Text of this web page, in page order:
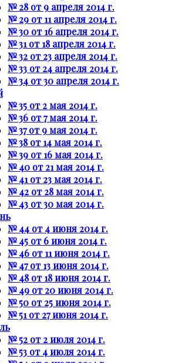
№ 28 от 9 апреля 2014 г.
№ 29 от 11 апреля 2014 г.
№ 30 от 16 апреля 2014 г.
№ 31 от 18 апреля 2014 г.
№ 32 от 23 апреля 2014 г.
№ 33 от 24 апреля 2014 г.
№ 34 от 30 апреля 2014 г.
№ 35 от 2 мая 2014 г.
№ 36 от 7 мая 2014 г.
№ 37 от 9 мая 2014 г.
№ 38 от 14 мая 2014 г.
№ 39 от 16 мая 2014 г.
№ 40 от 21 мая 2014 г.
№ 41 от 23 мая 2014 г.
№ 42 от 28 мая 2014 г.
№ 43 от 30 мая 2014 г.
№ 44 от 4 июня 2014 г.
№ 45 от 6 июня 2014 г.
№ 46 от 11 июня 2014 г.
№ 47 от 13 июня 2014 г.
№ 48 от 18 июня 2014 г.
№ 49 от 20 июня 2014 г.
№ 50 от 25 июня 2014 г.
№ 51 от 27 июня 2014 г.
№ 52 от 2 июля 2014 г.
№ 53 от 4 июля 2014 г.